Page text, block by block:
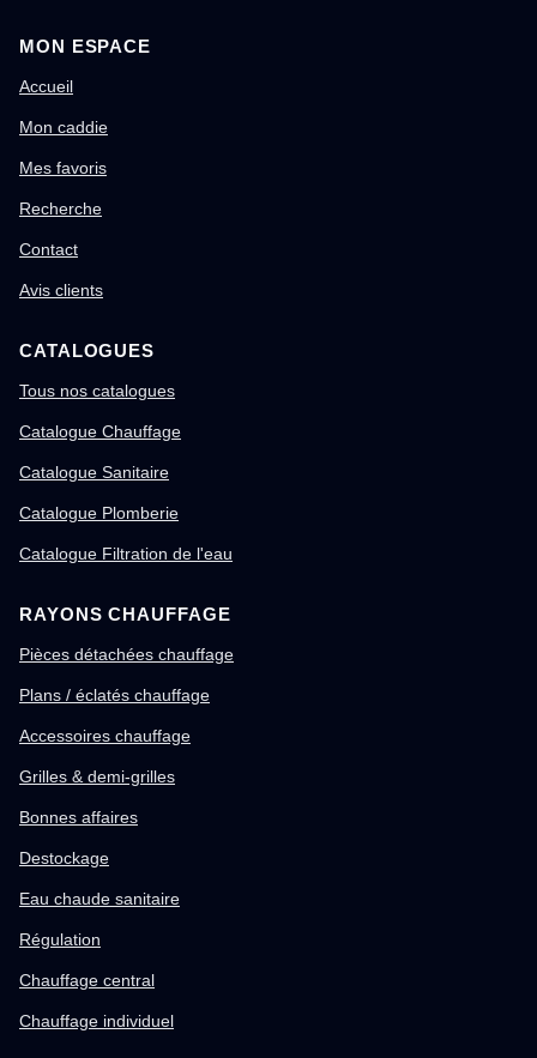
MON ESPACE
Accueil
Mon caddie
Mes favoris
Recherche
Contact
Avis clients
CATALOGUES
Tous nos catalogues
Catalogue Chauffage
Catalogue Sanitaire
Catalogue Plomberie
Catalogue Filtration de l'eau
RAYONS CHAUFFAGE
Pièces détachées chauffage
Plans / éclatés chauffage
Accessoires chauffage
Grilles & demi-grilles
Bonnes affaires
Destockage
Eau chaude sanitaire
Régulation
Chauffage central
Chauffage individuel